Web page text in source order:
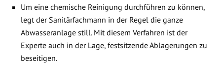
Um eine chemische Reinigung durchführen zu können,
legt der Sanitärfachmann in der Regel die ganze
Abwasseranlage still. Mit diesem Verfahren ist der
Experte auch in der Lage, festsitzende Ablagerungen zu
beseitigen.